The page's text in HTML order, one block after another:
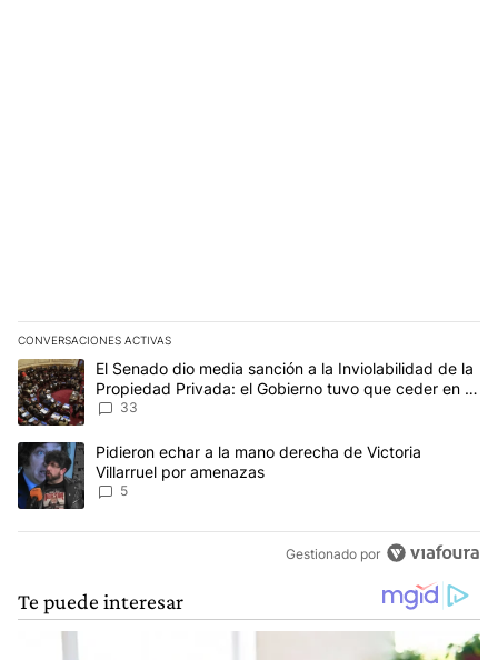
CONVERSACIONES ACTIVAS
Este listado muestra los artículos con más comentarios en los
Un artículo de tendencia con el título "El Senado dio media
El Senado dio media sanción a la Inviolabilidad de la
Propiedad Privada: el Gobierno tuvo que ceder en la
Ley del Manejo del Fuego
33
Un artículo de tendencia con el título "Pidieron echar a la mano
Pidieron echar a la mano derecha de Victoria
Villarruel por amenazas
5
Gestionado por